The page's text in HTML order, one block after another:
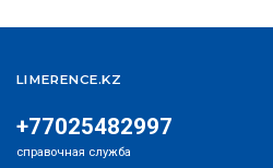
+77025482997
справочная служба
LIMERENCE.KZ